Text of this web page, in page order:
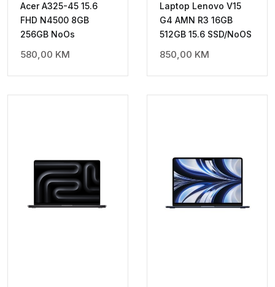
Acer A325-45 15.6
FHD N4500 8GB
256GB NoOs
580,00 KM
Laptop Lenovo V15
G4 AMN R3 16GB
512GB 15.6 SSD/NoOS
850,00 KM